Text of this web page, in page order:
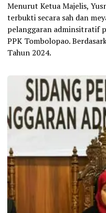
Menurut Ketua Majelis,
terbukti secara sah dan
pelanggaran adminsitratif
PPK Tombolopao.
Tahun 2024.